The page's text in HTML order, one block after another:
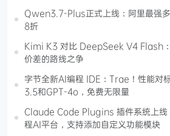
Qwen3.7-Plus正式上线：阿里最强
8折
Kimi K3 对比 DeepSeek V4 Flash
价差的路线之争
字节全新AI编程 IDE：Trae！性能对
3.5和GPT-4o，免费无限量
Claude Code Plugins 插件系统上线
程AI平台，支持添加自定义功能模块